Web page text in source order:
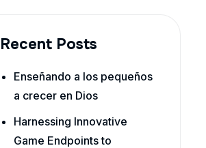
Recent Posts
Enseñando a los pequeños
a crecer en Dios
Harnessing Innovative
Game Endpoints to